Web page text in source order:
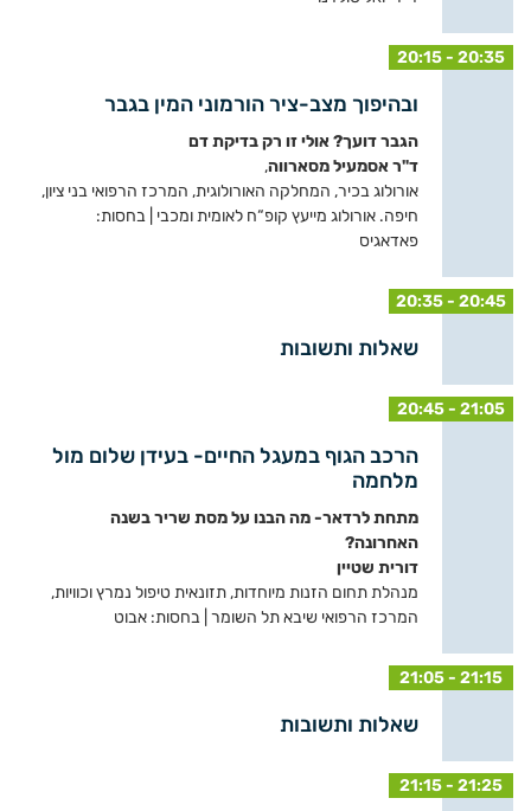
20:15 - 20:35
ובהיפוך מצב-ציר הורמוני המין בגבר
הגבר דועך? אולי זו רק בדיקת דם
ד"ר אסמעיל מסארווה,
אורולוג בכיר, המחלקה האורולוגית, המרכז הרפואי בני ציון,
חיפה. אורולוג מייעץ קופ“ח לאומית ומכבי | בחסות:
פאדאגיס
20:35 - 20:45
שאלות ותשובות
20:45 - 21:05
הרכב הגוף במעגל החיים- בעידן שלום מול
מלחמה
מתחת לרדאר- מה הבנו על מסת שריר בשנה
האחרונה?
דורית שטיין
מנהלת תחום הזנות מיוחדות, תזונאית טיפול נמרץ וכוויות,
המרכז הרפואי שיבא תל השומר | בחסות: אבוט
21:05 - 21:15
שאלות ותשובות
21:15 - 21:25